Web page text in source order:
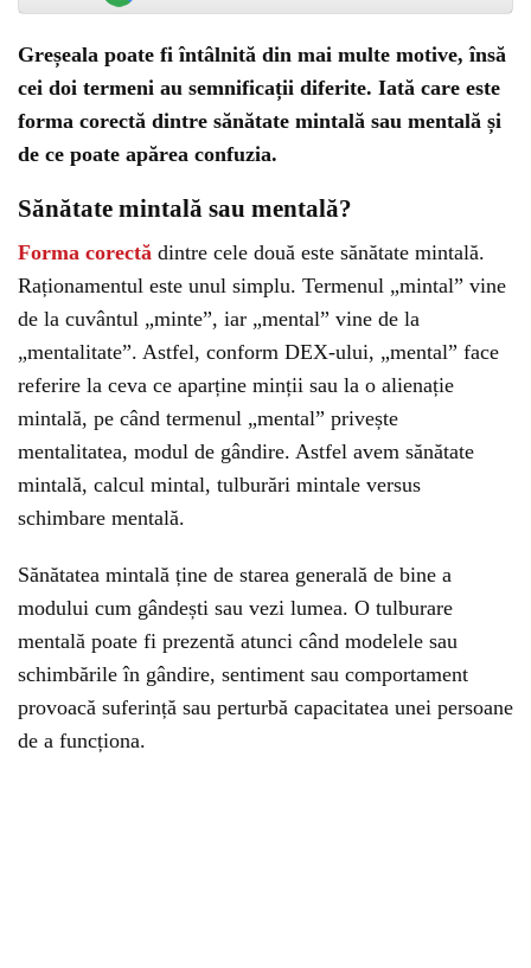
Greșeala poate fi întâlnită din mai multe motive, însă
cei doi termeni au semnificații diferite. Iată care este
forma corectă dintre sănătate mintală sau mentală și
de ce poate apărea confuzia.
Sănătate mintală sau mentală?
Forma corectă dintre cele două este sănătate mintală.
Raționamentul este unul simplu. Termenul „mintal” vine
de la cuvântul „minte”, iar „mental” vine de la
„mentalitate”. Astfel, conform DEX-ului, „mental” face
referire la ceva ce aparține minții sau la o alienație
mintală, pe când termenul „mental” privește
mentalitatea, modul de gândire. Astfel avem sănătate
mintală, calcul mintal, tulburări mintale versus
schimbare mentală.
Sănătatea mintală ține de starea generală de bine a
modului cum gândești sau vezi lumea. O tulburare
mentală poate fi prezentă atunci când modelele sau
schimbările în gândire, sentiment sau comportament
provoacă suferință sau perturbă capacitatea unei persoane
de a funcționa.